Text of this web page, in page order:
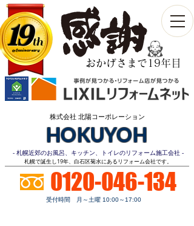
おかげさまで19年目
th
19
Anniversary​
株式会社 北陽コーポレーション
HOKUYOH
- 札幌近郊のお風呂、キッチン、トイレのリフォーム施工会社 -
​札幌で誕生し19年、白石区菊水にあるリフォーム会社です。
0120-046-134
受付時間 月～土曜 10:00～17:00